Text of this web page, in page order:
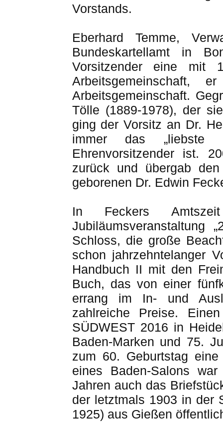
Vorstands.
Eberhard Temme,
Bundeskartellamt in
Vorsitzender eine mit
Arbeitsgemeinschaft.
Tölle (1889-1978), der
ging der Vorsitz an Dr.
immer das
Ehrenvorsitzender ist.
zurück und übergab
geborenen Dr. Edwin
In Feckers
Jubiläumsveranstaltung
Schloss, die große
schon jahrzehntelanger
Handbuch II mit den
Buch, das von einer
errang im In- und
zahlreiche Preise.
SÜDWEST 2016 in
Baden-Marken und 75.
zum 60. Geburtstag
eines Baden-Salons
Jahren auch das
der letztmals 1903 in der
1925) aus Gießen